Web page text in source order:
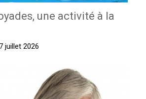
une activité à la
juillet 2026